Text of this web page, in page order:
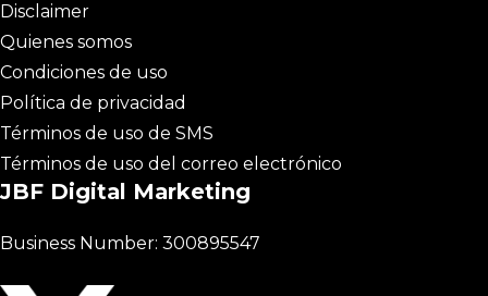
Disclaimer
Quienes somos
Condiciones de uso
Política de privacidad
Términos de uso de SMS
Términos de uso del correo electrónico
JBF Digital Marketing
Business Number: 300895547